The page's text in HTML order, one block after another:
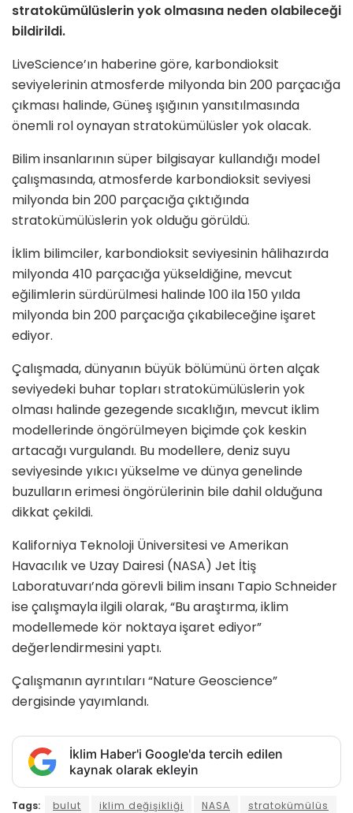
stratokümülüslerin yok olmasına neden olabileceği
bildirildi.
LiveScience’ın haberine göre, karbondioksit
seviyelerinin atmosferde milyonda bin 200 parçacığa
çıkması halinde, Güneş ışığının yansıtılmasında
önemli rol oynayan stratokümülüsler yok olacak.
Bilim insanlarının süper bilgisayar kullandığı model
çalışmasında, atmosferde karbondioksit seviyesi
milyonda bin 200 parçacığa çıktığında
stratokümülüslerin yok olduğu görüldü.
İklim bilimciler, karbondioksit seviyesinin hâlihazırda
milyonda 410 parçacığa yükseldiğine, mevcut
eğilimlerin sürdürülmesi halinde 100 ila 150 yılda
milyonda bin 200 parçacığa çıkabileceğine işaret
ediyor.
Çalışmada, dünyanın büyük bölümünü örten alçak
seviyedeki buhar topları stratokümülüslerin yok
olması halinde gezegende sıcaklığın, mevcut iklim
modellerinde öngörülmeyen biçimde çok keskin
artacağı vurgulandı. Bu modellere, deniz suyu
seviyesinde yıkıcı yükselme ve dünya genelinde
buzulların erimesi öngörülerinin bile dahil olduğuna
dikkat çekildi.
Kaliforniya Teknoloji Üniversitesi ve Amerikan
Havacılık ve Uzay Dairesi (NASA) Jet İtiş
Laboratuvarı’nda görevli bilim insanı Tapio Schneider
ise çalışmayla ilgili olarak, “Bu araştırma, iklim
modellemede kör noktaya işaret ediyor”
değerlendirmesini yaptı.
Çalışmanın ayrıntıları “Nature Geoscience”
dergisinde yayımlandı.
İklim Haber'i Google'da tercih edilen
kaynak olarak ekleyin
Tags: bulut iklim değişikliği NASA stratokümülüs